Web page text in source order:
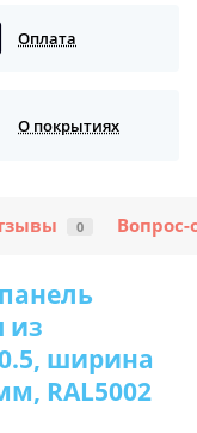
Оплата
О покрытиях
0 Вопрос-
из
ширина
RAL5002